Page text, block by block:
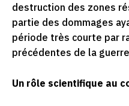
destruction des zones
partie des dommages
période très courte par
précédentes de la
Un rôle scientifique au